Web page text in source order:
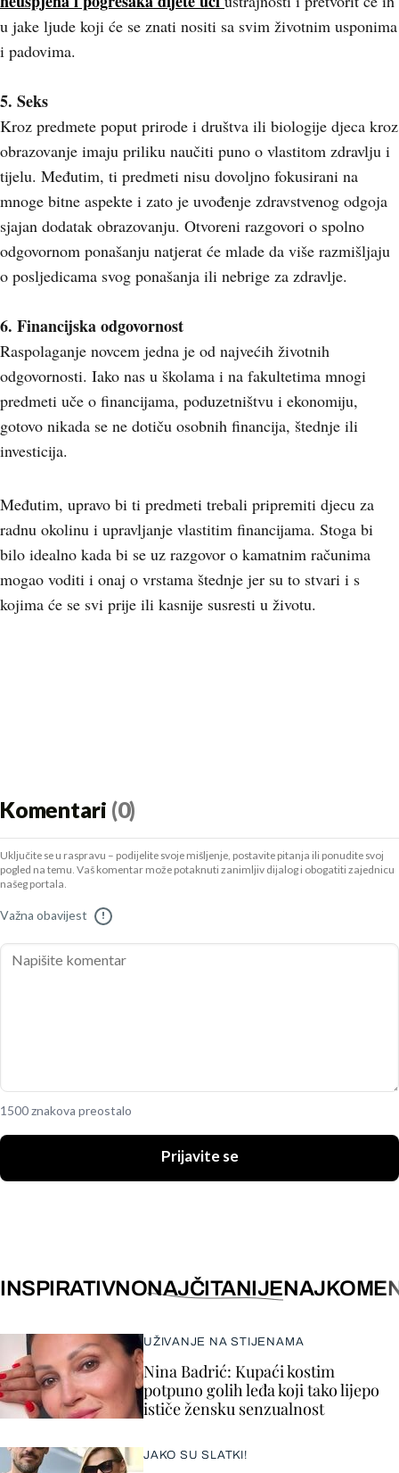
u jake ljude koji će se znati nositi sa svim životnim usponima
i padovima.
5. Seks
Kroz predmete poput prirode i društva ili biologije djeca kroz
obrazovanje imaju priliku naučiti puno o vlastitom zdravlju i
tijelu. Međutim, ti predmeti nisu dovoljno fokusirani na
mnoge bitne aspekte i zato je uvođenje zdravstvenog odgoja
sjajan dodatak obrazovanju. Otvoreni razgovori o spolno
odgovornom ponašanju natjerat će mlade da više razmišljaju
o posljedicama svog ponašanja ili nebrige za zdravlje.
6. Financijska odgovornost
Raspolaganje novcem jedna je od najvećih životnih
odgovornosti. Iako nas u školama i na fakultetima mnogi
predmeti uče o financijama, poduzetništvu i ekonomiju,
gotovo nikada se ne dotiču osobnih financija, štednje ili
investicija.
Međutim, upravo bi ti predmeti trebali pripremiti djecu za
radnu okolinu i upravljanje vlastitim financijama. Stoga bi
bilo idealno kada bi se uz razgovor o kamatnim računima
mogao voditi i onaj o vrstama štednje jer su to stvari i s
kojima će se svi prije ili kasnije susresti u životu.
Komentari (0)
Uključite se u raspravu – podijelite svoje mišljenje, postavite pitanja ili ponudite svoj
pogled na temu. Vaš komentar može potaknuti zanimljiv dijalog i obogatiti zajednicu
našeg portala.
Važna obavijest !
1500 znakova preostalo
Prijavite se
INSPIRATIVNONAJČITANIJE
UŽIVANJE NA STIJENAMA
Nina Badrić: Kupaći kostim
potpuno golih leđa koji tako lijepo
ističe žensku senzualnost
JAKO SU SLATKI!